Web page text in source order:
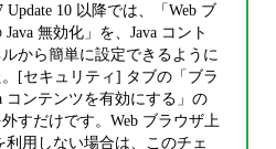
Update 10 以降では、「Web ブ
無効化」を、Java コント
から簡単に設定できるように
[セキュリティ] タブの「ブラ
コンテンツを有効にする」の
すだけです。Web ブラウザ上
利用しない場合は、このチェ